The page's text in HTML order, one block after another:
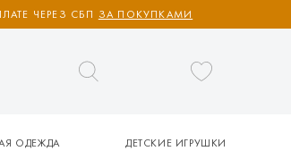
ЧЕРЕЗ СБП ЗА ПОКУПКАМИ
ОДЕЖДА ДЕТСКИЕ ИГРУШКИ